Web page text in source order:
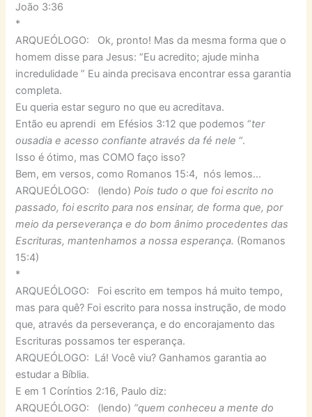
João 3:36
*
ARQUEÓLOGO: Ok, pronto! Mas da mesma forma que o
homem disse para Jesus: “Eu acredito; ajude minha
incredulidade ” Eu ainda precisava encontrar essa garantia
completa.
Eu queria estar seguro no que eu acreditava.
Então eu aprendi em Efésios 3:12 que podemos “ter
ousadia e acesso confiante através da fé nele“.
Isso é ótimo, mas COMO faço isso?
Bem, em versos, como Romanos 15:4, nós lemos…
ARQUEÓLOGO: (lendo) Pois tudo o que foi escrito no
passado, foi escrito para nos ensinar, de forma que, por
meio da perseverança e do bom ânimo procedentes das
Escrituras, mantenhamos a nossa esperança. (Romanos
15:4)
*
ARQUEÓLOGO: Foi escrito em tempos há muito tempo,
mas para quê? Foi escrito para nossa instrução, de modo
que, através da perseverança, e do encorajamento das
Escrituras possamos ter esperança.
ARQUEÓLOGO: Lá! Você viu? Ganhamos garantia ao
estudar a Bíblia.
E em 1 Coríntios 2:16, Paulo diz:
ARQUEÓLOGO: (lendo) “quem conheceu a mente do